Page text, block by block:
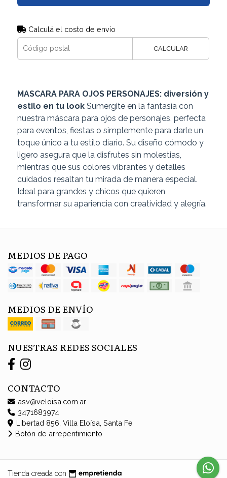
Calculá el costo de envío
CALCULAR
MASCARA PARA OJOS PERSONAJES: diversión y
estilo en tu lookSumergite en la fantasía con
nuestra máscara para ojos de personajes, perfecta
para eventos, fiestas o simplemente para darle un
toque único a tu estilo diario. Su diseño cómodo y
ligero asegura que la disfrutes sin molestias,
mientras que sus colores vibrantes y detalles
cuidados resaltan tu mirada de manera especial.
Ideal para grandes y chicos que quieren
transformar su apariencia con creatividad y alegría.
MEDIOS DE PAGO
MEDIOS DE ENVÍO
NUESTRAS REDES SOCIALES
CONTACTO
asv@veloisa.com.ar
3471683974
Libertad 856, Villa Eloísa, Santa Fe
Botón de arrepentimiento
Tienda creada con